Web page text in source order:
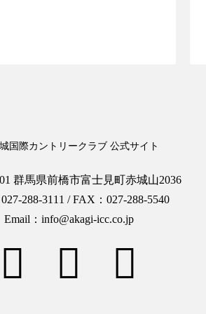
群馬県前橋市富士見町赤城山2036
288-3111 / FAX：027-288-5540
Email：info@akagi-icc.co.jp